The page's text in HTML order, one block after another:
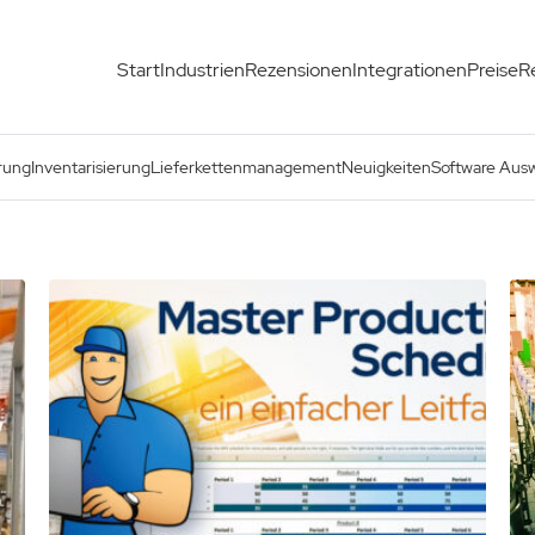
StartIndustrienRezensionenIntegrationenPreise
InventarisierungLieferkettenmanagementNeuigkeitenSoftware